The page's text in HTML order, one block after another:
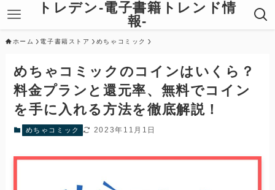
トレデン-電子書籍トレンド情
報-
ホーム 電子書籍ストア めちゃコミック
めちゃコミックのコインはいくら？
料金プランと還元率、無料でコイン
を手に入れる方法を徹底解説！
めちゃコミック 2023年11月1日